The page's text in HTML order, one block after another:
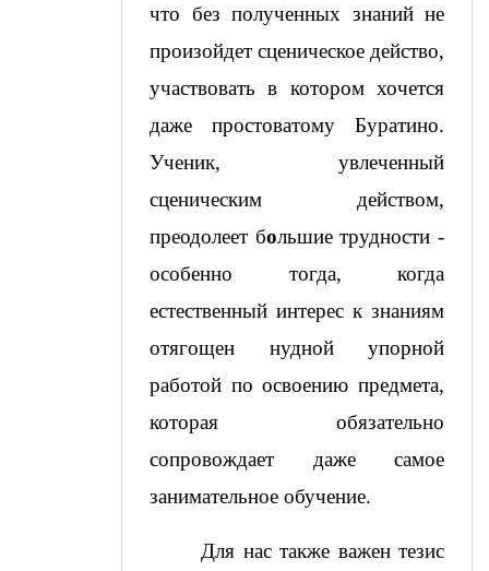
что без полученных знаний не
произойдет сценическое действо,
участвовать в котором хочется
даже простоватому Буратино.
Ученик, увлеченный
сценическим действом,
преодолеет большие трудности -
особенно тогда, когда
естественный интерес к знаниям
отягощен нудной упорной
работой по освоению предмета,
которая обязательно
сопровождает даже самое
занимательное обучение.
Для нас также важен тезис